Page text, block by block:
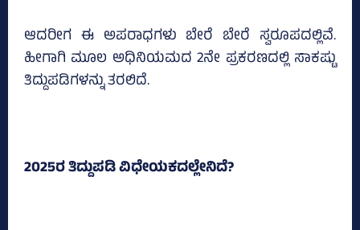
ಆದರೀಗ ಈ ಅಪರಾಧಗಳು ಬೇರೆ ಬೇರೆ ಸ್ವರೂಪದಲ್ಲಿವೆ.
ಹೀಗಾಗಿ ಮೂಲ ಅಧಿನಿಯಮದ 2ನೇ ಪ್ರಕರಣದಲ್ಲಿ ಸಾಕಷ್ಟು
ತಿದ್ದುಪಡಿಗಳನ್ನು ತರಲಿದೆ.
2025ರ ತಿದ್ದುಪಡಿ ವಿಧೇಯಕದಲ್ಲೇನಿದೆ?